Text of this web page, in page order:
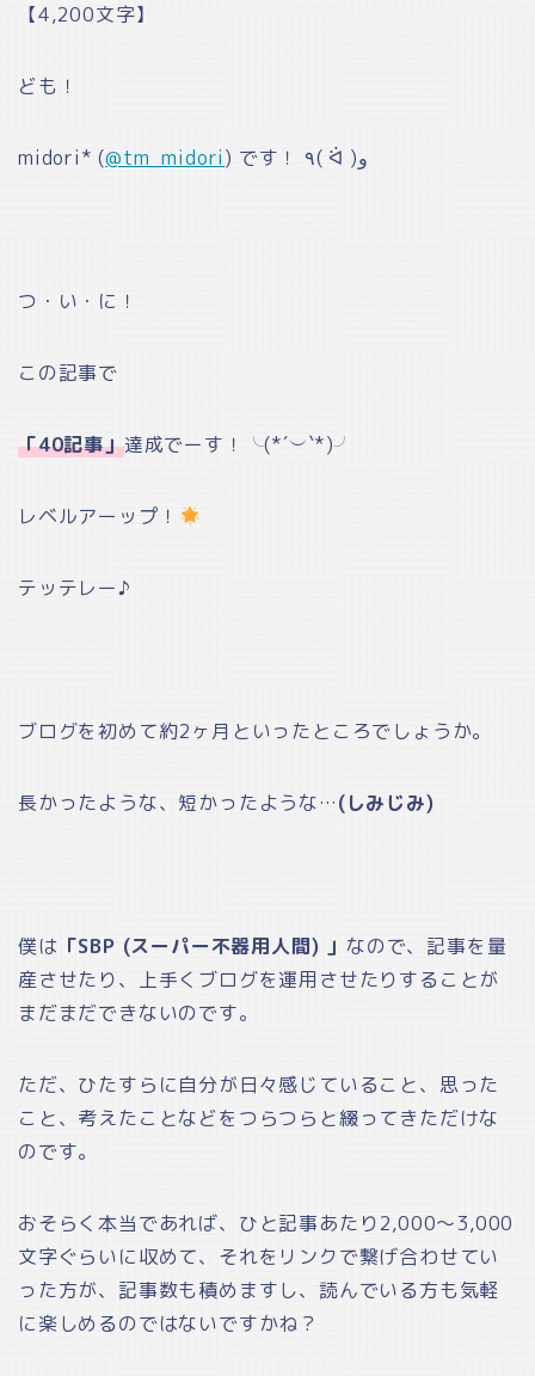
【4,200文字】
ども！
midori* (@tm_midori ) です！ ٩( ᐛ )و
つ・い・に！
この記事で
「40記事」達成でーす！╰(*´︶`*)╯
レベルアーップ！
テッテレー♪
ブログを初めて約2ヶ月といったところでしょうか。
長かったような、短かったような…(しみじみ)
僕は 「SBP (スーパー不器用人間) 」 なので、記事を量
産させたり、上手くブログを運用させたりすることが
まだまだできないのです。
ただ、ひたすらに自分が日々感じていること、思った
こと、考えたことなどをつらつらと綴ってきただけな
のです。
おそらく本当であれば、ひと記事あたり2,000～3,000
文字ぐらいに収めて、それをリンクで繋げ合わせてい
った方が、記事数も積めますし、読んでいる方も気軽
に楽しめるのではないですかね？